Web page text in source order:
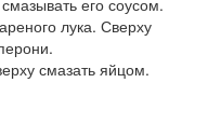
его соусом.
лука. Сверху
смазать яйцом.